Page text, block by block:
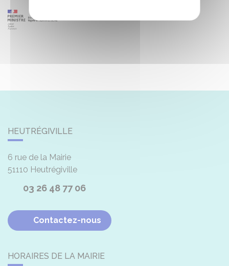
HEUTRÉGIVILLE
6 rue de la Mairie
51110 Heutrégiville
03 26 48 77 06
Contactez-nous
HORAIRES DE LA MAIRIE